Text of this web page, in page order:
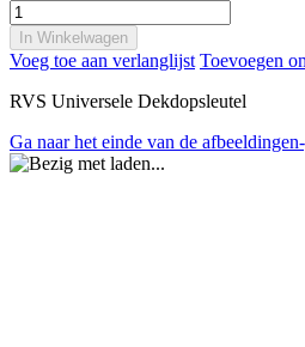
In Winkelwagen
Voeg toe aan verlanglijst Toevoegen
RVS Universele Dekdopsleutel
Ga naar het einde van de